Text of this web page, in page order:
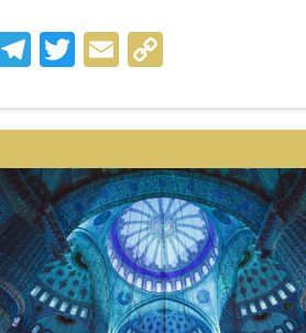
Telegram
Twitter
Email